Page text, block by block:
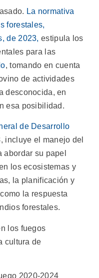
La normativa
forestales,
de 2023, estipula los
para las
, tomando en cuenta
de actividades
desconocida, en
esa posibilidad.
de Desarrollo
incluye el manejo del
abordar su papel
los ecosistemas y
la planificación y
la respuesta
forestales.
los fuegos
cultura de
2020-2024